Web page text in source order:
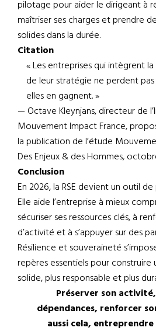
pilotage pour aider le dirigeant à
maîtriser ses charges et prendre
solides dans la durée.
Citation
« Les entreprises qui intègrent
de leur stratégie ne perdent
elles en gagnent. »
— Octave Kleynjans, directeur de
Mouvement Impact France,
la publication de l’étude
Des Enjeux & des Hommes,
Conclusion
En 2026, la RSE devient un outil
Elle aide l’entreprise à mieux
sécuriser ses ressources clés, à
d’activité et à s’appuyer sur des
Résilience et souveraineté
repères essentiels pour construire
solide, plus responsable et plus
Préserver son
dépendances, renforcer
aussi cela,